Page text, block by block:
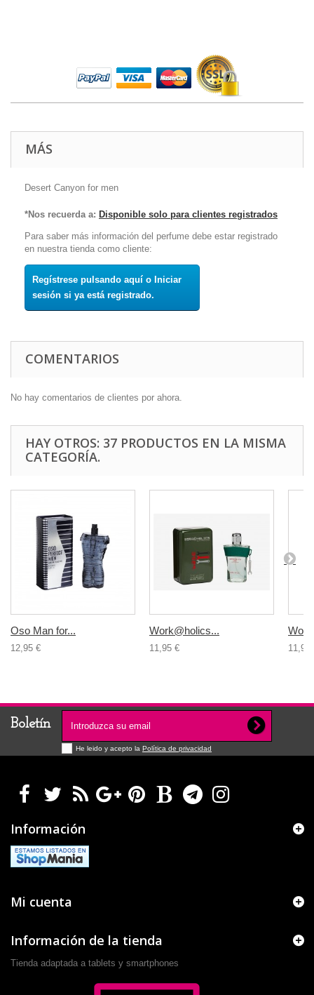
MÁS
Desert Canyon for men
*Nos recuerda a: Disponible solo para clientes registrados
Para saber más información del perfume debe estar registrado
en nuestra tienda como cliente:
Regístrese pulsando aquí o Iniciar
sesión si ya está registrado.
COMENTARIOS
No hay comentarios de clientes por ahora.
HAY OTROS: 37 PRODUCTOS EN LA MISMA
CATEGORÍA.
Oso Man for...
12,95 €
Work@holics...
11,95 € 11,95
Boletín
He leido y acepto la Política de privacidad
Información
Mi cuenta
Información de la tienda
Tienda adaptada a tablets y smartphones